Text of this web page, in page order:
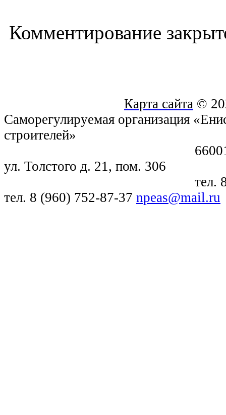
Комментирование
Карта сайта ©
Саморегулируемая организация
строителей»
660018, г.
ул. Толстого д. 21, пом. 306
тел. 8 (391)
тел. 8 (960) 752-87-37 npeas@mail.ru